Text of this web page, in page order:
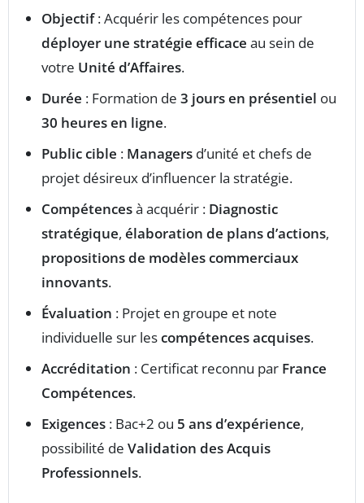
Objectif: Acquérir les compétences pour
déployer une stratégie efficace au sein de
votre Unité d’Affaires.
Durée : Formation de 3 jours en présentiel ou
30 heures en ligne.
Public cible : Managers d’unité et chefs de
projet désireux d’influencer la stratégie.
Compétencesà acquérir : Diagnostic
stratégique, élaboration de plans d’actions,
propositions de modèles commerciaux
innovants.
Évaluation : Projet en groupe et note
individuelle sur lescompétences acquises.
Accréditation : Certificat reconnu par France
Compétences.
Exigences : Bac+2 ou 5 ans d’expérience,
possibilité de Validation des Acquis
Professionnels.